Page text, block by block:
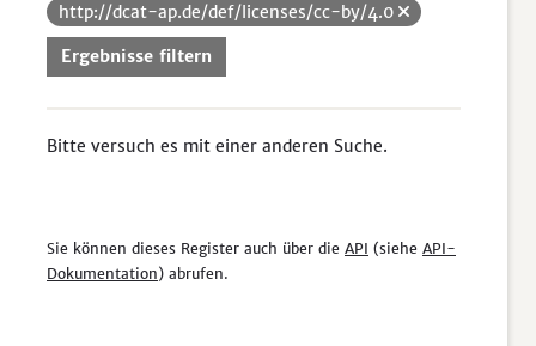
http://dcat-ap.de/def/licenses/cc-by/4.0
Ergebnisse filtern
Bitte versuch es mit einer anderen Suche.
Sie können dieses Register auch über die API (siehe API-
Dokumentation) abrufen.